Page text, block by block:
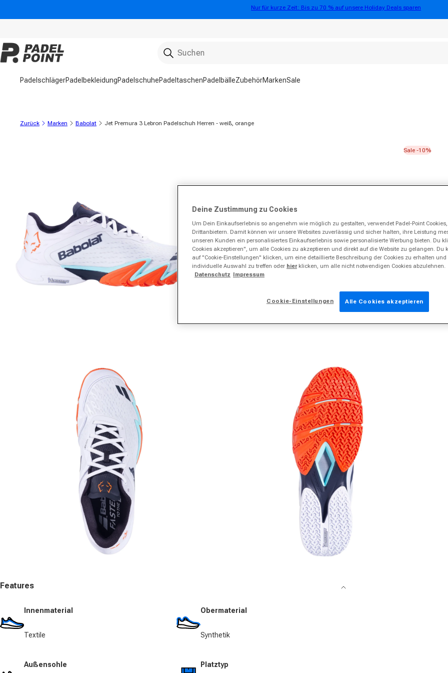
Nur für kurze Zeit: Bis zu 70 % auf unsere Holiday Deals sparen
PadelschlägerPadelbekleidungPadelschuhePadeltaschenPadelbälleZubehörMarkenSale
Zurück Marken Babolat Jet Premura 3 Lebron Padelschuh Herren - weiß, orange
Sale -10%
Features
Innenmaterial
Textile
Obermaterial
Synthetik
Außensohle Platztyp
Deine Zustimmung zu Cookies
Um Dein Einkaufserlebnis so angenehm wie möglich zu gestalten, verwendet Padel-Point
Drittanbietern. Damit können wir unsere Websites zuverlässig und sicher halten, ihre Leistung
unseren Kunden ein personalisiertes Einkaufserlebnis sowie personalisierte Werbung bieten. Du
Cookies akzeptieren", um alle Cookies zu akzeptieren und direkt auf die Website zu gelangen. Du
auf "Cookie-Einstellungen" klicken, um eine detaillierte Beschreibung der Cookies zu erhalten und
individuelle Auswahl zu treffen oder hierklicken, um alle nicht notwendigen Cookies abzulehnen.
Datenschutz Impressum
Cookie-Einstellungen Alle Cookies akzeptieren